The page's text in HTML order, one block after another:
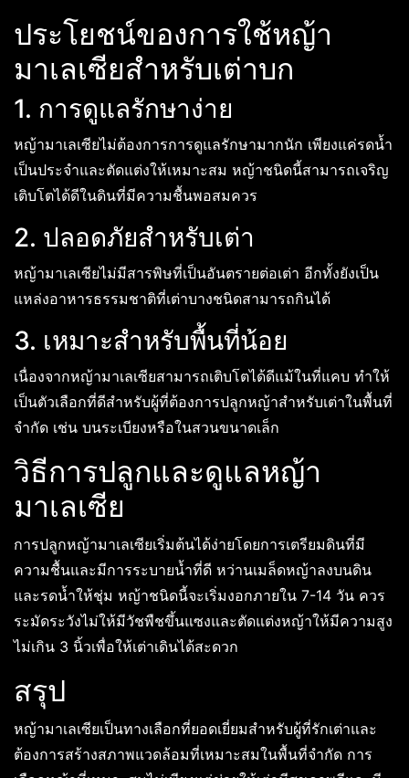
ประโยชน์ของการใช้หญ้า
มาเลเซียสำหรับเต่าบก
1. การดูแลรักษาง่าย
หญ้ามาเลเซียไม่ต้องการการดูแลรักษามากนัก เพียงแค่รดน้ำ
เป็นประจำและตัดแต่งให้เหมาะสม หญ้าชนิดนี้สามารถเจริญ
เติบโตได้ดีในดินที่มีความชื้นพอสมควร
2. ปลอดภัยสำหรับเต่า
หญ้ามาเลเซียไม่มีสารพิษที่เป็นอันตรายต่อเต่า อีกทั้งยังเป็น
แหล่งอาหารธรรมชาติที่เต่าบางชนิดสามารถกินได้
3. เหมาะสำหรับพื้นที่น้อย
เนื่องจากหญ้ามาเลเซียสามารถเติบโตได้ดีแม้ในที่แคบ ทำให้
เป็นตัวเลือกที่ดีสำหรับผู้ที่ต้องการปลูกหญ้าสำหรับเต่าในพื้นที่
จำกัด เช่น บนระเบียงหรือในสวนขนาดเล็ก
วิธีการปลูกและดูแลหญ้า
มาเลเซีย
การปลูกหญ้ามาเลเซียเริ่มต้นได้ง่ายโดยการเตรียมดินที่มี
ความชื้นและมีการระบายน้ำที่ดี หว่านเมล็ดหญ้าลงบนดิน
และรดน้ำให้ชุ่ม หญ้าชนิดนี้จะเริ่มงอกภายใน 7-14 วัน ควร
ระมัดระวังไม่ให้มีวัชพืชขึ้นแซงและตัดแต่งหญ้าให้มีความสูง
ไม่เกิน 3 นิ้วเพื่อให้เต่าเดินได้สะดวก
สรุป
หญ้ามาเลเซียเป็นทางเลือกที่ยอดเยี่ยมสำหรับผู้ที่รักเต่าและ
ต้องการสร้างสภาพแวดล้อมที่เหมาะสมในพื้นที่จำกัด การ